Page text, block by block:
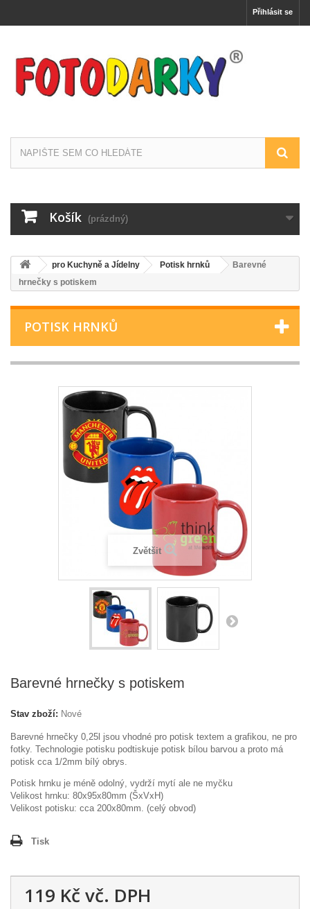
Přihlásit se
Košík (prázdný)
pro Kuchyně a Jídelny Potisk hrnků
Barevné
hrnečky s potiskem
POTISK HRNKŮ
Zvětšit
Barevné hrnečky s potiskem
Stav zboží: Nové
Barevné hrnečky 0,25l jsou vhodné pro potisk textem a grafikou, ne pro
fotky. Technologie potisku podtiskuje potisk bílou barvou a proto má
potisk cca 1/2mm bílý obrys.
Potisk hrnku je méně odolný, vydrží mytí ale ne myčku
Velikost hrnku: 80x95x80mm (ŠxVxH)
Velikost potisku: cca 200x80mm. (celý obvod)
Tisk
119 Kčvč. DPH